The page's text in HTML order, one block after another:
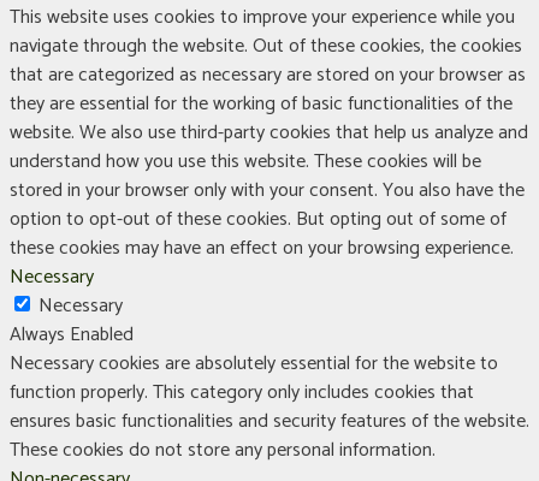
This website uses cookies to improve your experience while you
navigate through the website. Out of these cookies, the cookies
that are categorized as necessary are stored on your browser as
they are essential for the working of basic functionalities of the
website. We also use third-party cookies that help us analyze and
understand how you use this website. These cookies will be
stored in your browser only with your consent. You also have the
option to opt-out of these cookies. But opting out of some of
these cookies may have an effect on your browsing experience.
Necessary
Necessary
Always Enabled
Necessary cookies are absolutely essential for the website to
function properly. This category only includes cookies that
ensures basic functionalities and security features of the website.
These cookies do not store any personal information.